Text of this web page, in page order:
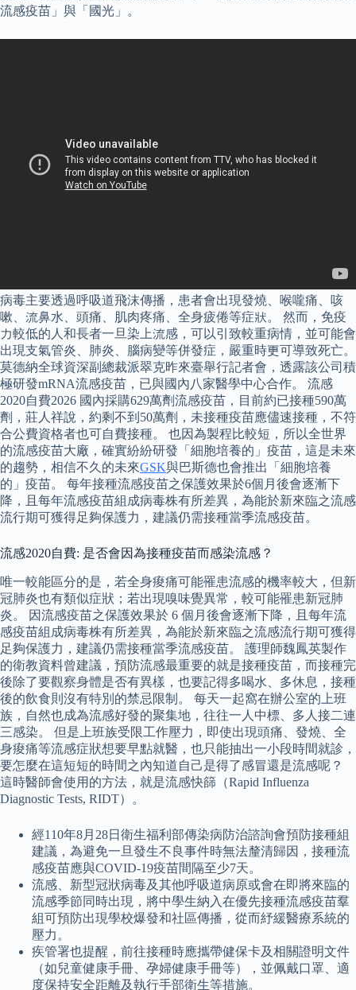
流感疫苗」與「國光」。
病毒主要透過呼吸道飛沫傳播，患者會出現發燒、喉嚨痛、咳
嗽、流鼻水、頭痛、肌肉疼痛、全身疲倦等症狀。 然而，免疫
力較低的人和長者一旦染上流感，可以引致較重病情，並可能會
出現支氣管炎、肺炎、腦病變等併發症，嚴重時更可導致死亡。
莫德納全球資深副總裁派翠克昨來臺舉行記者會，透露該公司積
極研發mRNA流感疫苗，已與國內八家醫學中心合作。 流感
2020自費2026 國內採購629萬劑流感疫苗，目前約已接種590萬
劑，莊人祥說，約剩不到50萬劑，未接種疫苗應儘速接種，不符
合公費資格者也可自費接種。 也因為製程比較短，所以全世界
的流感疫苗大廠，確實紛紛研發「細胞培養的」疫苗，這是未來
的趨勢，相信不久的未來GSK與巴斯德也會推出「細胞培養
的」疫苗。 每年接種流感疫苗之保護效果於6個月後會逐漸下
降，且每年流感疫苗組成病毒株有所差異，為能於新來臨之流感
流行期可獲得足夠保護力，建議仍需接種當季流感疫苗。
流感2020自費: 是否會因為接種疫苗而感染流感？
唯一較能區分的是，若全身痠痛可能罹患流感的機率較大，但新
冠肺炎也有類似症狀；若出現嗅味覺異常，較可能罹患新冠肺
炎。 因流感疫苗之保護效果於 6 個月後會逐漸下降，且每年流
感疫苗組成病毒株有所差異，為能於新來臨之流感流行期可獲得
足夠保護力，建議仍需接種當季流感疫苗。 護理師魏鳳英製作
的衛教資料曾建議，預防流感最重要的就是接種疫苗，而接種完
後除了要觀察身體是否有異樣，也要記得多喝水、多休息，接種
後的飲食則沒有特別的禁忌限制。 每天一起窩在辦公室的上班
族，自然也成為流感好發的聚集地，往往一人中標、多人接二連
三感染。 但是上班族受限工作壓力，即使出現頭痛、發燒、全
身痠痛等流感症狀想要早點就醫，也只能抽出一小段時間就診，
要怎麼在這短短的時間之內知道自己是得了感冒還是流感呢？
這時醫師會使用的方法，就是流感快篩（Rapid Influenza
Diagnostic Tests, RIDT）。
經110年8月28日衛生福利部傳染病防治諮詢會預防接種組
建議，為避免一旦發生不良事件時無法釐清歸因，接種流
感疫苗應與COVID-19疫苗間隔至少7天。
流感、新型冠狀病毒及其他呼吸道病原或會在即將來臨的
流感季節同時出現，將中學生納入在優先接種流感疫苗羣
組可預防出現學校爆發和社區傳播，從而紓緩醫療系統的
壓力。
疾管署也提醒，前往接種時應攜帶健保卡及相關證明文件
（如兒童健康手冊、孕婦健康手冊等），並佩戴口罩、適
度保持安全距離及執行手部衛生等措施。